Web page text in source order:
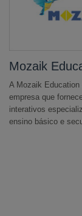
Mozaik
A Mozaik Education
empresa que
interativos
ensino básico e